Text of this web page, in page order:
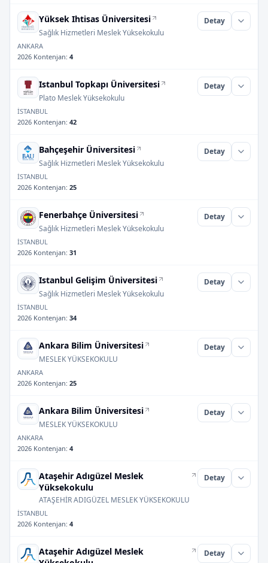
Yüksek Ihtisas Üniversitesi
Sağlık Hizmetleri Meslek Yüksekokulu
Detay
ANKARA
2026 Kontenjan: 4
Istanbul Topkapı Üniversitesi
Plato Meslek Yüksekokulu
Detay
İSTANBUL
2026 Kontenjan: 42
Bahçeşehir Üniversitesi
Sağlık Hizmetleri Meslek Yüksekokulu
Detay
İSTANBUL
2026 Kontenjan: 25
Fenerbahçe Üniversitesi
Sağlık Hizmetleri Meslek Yüksekokulu
Detay
İSTANBUL
2026 Kontenjan: 31
Istanbul Gelişim Üniversitesi
Sağlık Hizmetleri Meslek Yüksekokulu
Detay
İSTANBUL
2026 Kontenjan: 34
Ankara Bilim Üniversitesi
MESLEK YÜKSEKOKULU
Detay
ANKARA
2026 Kontenjan: 25
Ankara Bilim Üniversitesi
MESLEK YÜKSEKOKULU
Detay
ANKARA
2026 Kontenjan: 4
Ataşehir Adıgüzel Meslek
Yüksekokulu
ATAŞEHİR ADIGÜZEL MESLEK YÜKSEKOKULU
Detay
İSTANBUL
2026 Kontenjan: 4
Ataşehir Adıgüzel Meslek
Detay